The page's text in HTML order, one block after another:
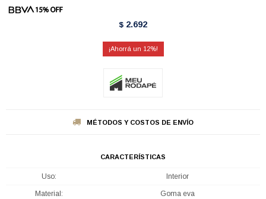
$ 2.692
12
MÉTODOS Y COSTOS DE ENVÍO
CARACTERÍSTICAS
Uso Interior
Material Goma eva